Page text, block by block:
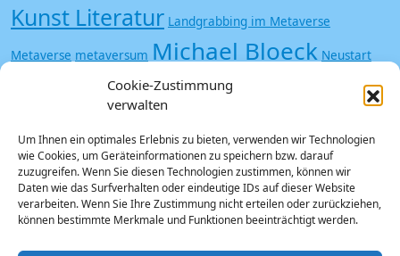
Cookie-Zustimmung
verwalten
Um Ihnen ein optimales Erlebnis zu bieten, verwenden wir Technologien
wie Cookies, um Geräteinformationen zu speichern bzw. darauf
zuzugreifen. Wenn Sie diesen Technologien zustimmen, können wir
Daten wie das Surfverhalten oder eindeutige IDs auf dieser Website
verarbeiten. Wenn Sie Ihre Zustimmung nicht erteilen oder zurückziehen,
können bestimmte Merkmale und Funktionen beeinträchtigt werden.
Kunst Literatur Landgrabbing im Metaverse
Metaverse metaversum Michael Bloeck Neustart
Offspace Poesie Saisonstart
Kontakt Login Datenschutz
Impressum